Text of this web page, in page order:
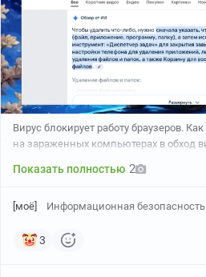
Вирус блокирует работу браузеров.
на зараженных компьютерах в обход
Показать полностью 2
[моё] Информационная безопасность
3